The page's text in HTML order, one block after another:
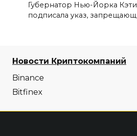
Губернатор Нью-Йорка
подписала указ,
Новости Криптокомпаний
Binance
Bitfinex